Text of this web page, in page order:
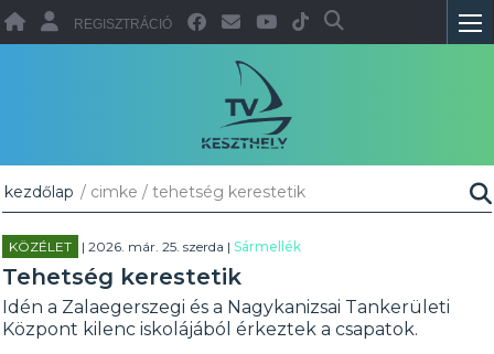
REGISZTRÁCIÓ
kezdőlap / cimke / tehetség kerestetik
KÖZÉLET | 2026. már. 25. szerda |Sármellék
Tehetség kerestetik
Idén a Zalaegerszegi és a Nagykanizsai Tankerületi
Központ kilenc iskolájából érkeztek a csapatok.